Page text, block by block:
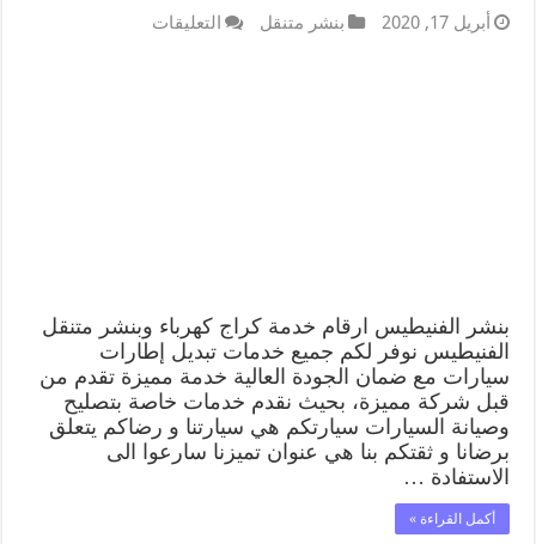
أبريل 17, 2020 بنشر متنقل التعليقات
بنشر الفنيطيس ارقام خدمة كراج كهرباء وبنشر متنقل
الفنيطيس نوفر لكم جميع خدمات تبديل إطارات
سيارات مع ضمان الجودة العالية خدمة مميزة تقدم من
قبل شركة مميزة، بحيث نقدم خدمات خاصة بتصليح
وصيانة السيارات سيارتكم هي سيارتنا و رضاكم يتعلق
برضانا و ثقتكم بنا هي عنوان تميزنا سارعوا الى
الاستفادة …
أكمل القراءة »